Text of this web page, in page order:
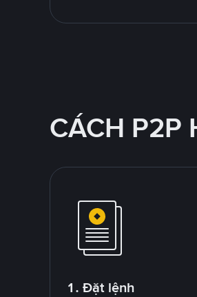
CÁCH P2P
1. Đặt lệnh